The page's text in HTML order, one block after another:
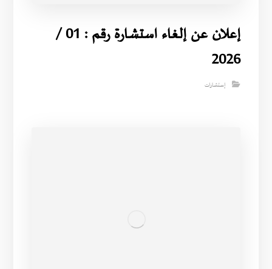
إعلان عن إلغاء استشارة رقم : 01 /
2026
إستشارات